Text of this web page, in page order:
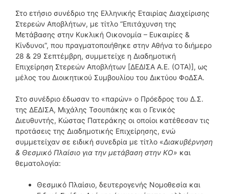
Στο ετήσιο συνέδριο της Ελληνικής Εταιρίας Διαχείρισης
Στερεών Αποβλήτων, με τίτλο “Επιτάχυνση της
Μετάβασης στην Κυκλική Οικονομία – Ευκαιρίες &
Κίνδυνοι”, που πραγματοποιήθηκε στην Αθήνα το διήμερο
28 & 29 Σεπτέμβρη, συμμετείχε η Διαδημοτική
Επιχείρηση Στερεών Αποβλήτων [ΔΕΔΙΣΑ Α.Ε. (ΟΤΑ)], ως
μέλος του Διοικητικού Συμβουλίου του Δικτύου ΦοΔΣΑ.
Στο συνέδριο έδωσαν το «παρών» ο Πρόεδρος του Δ.Σ.
της ΔΕΔΙΣΑ, Μιχάλης Τσουπάκης και ο Γενικός
Διευθυντής, Κώστας Πατεράκης οι οποίοι κατέθεσαν τις
προτάσεις της Διαδημοτικής Επιχείρησης, ενώ
συμμετείχαν σε ειδική συνεδρία με τίτλο «Διακυβέρνηση
& Θεσμικό Πλαίσιο για την μετάβαση στην ΚΟ» και
θεματολογία:
Θεσμικό Πλαίσιο, δευτερογενής Νομοθεσία και